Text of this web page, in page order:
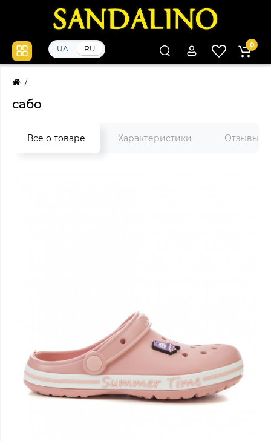
UA RU 0
сабо
Все о товаре Характеристики Отзывы